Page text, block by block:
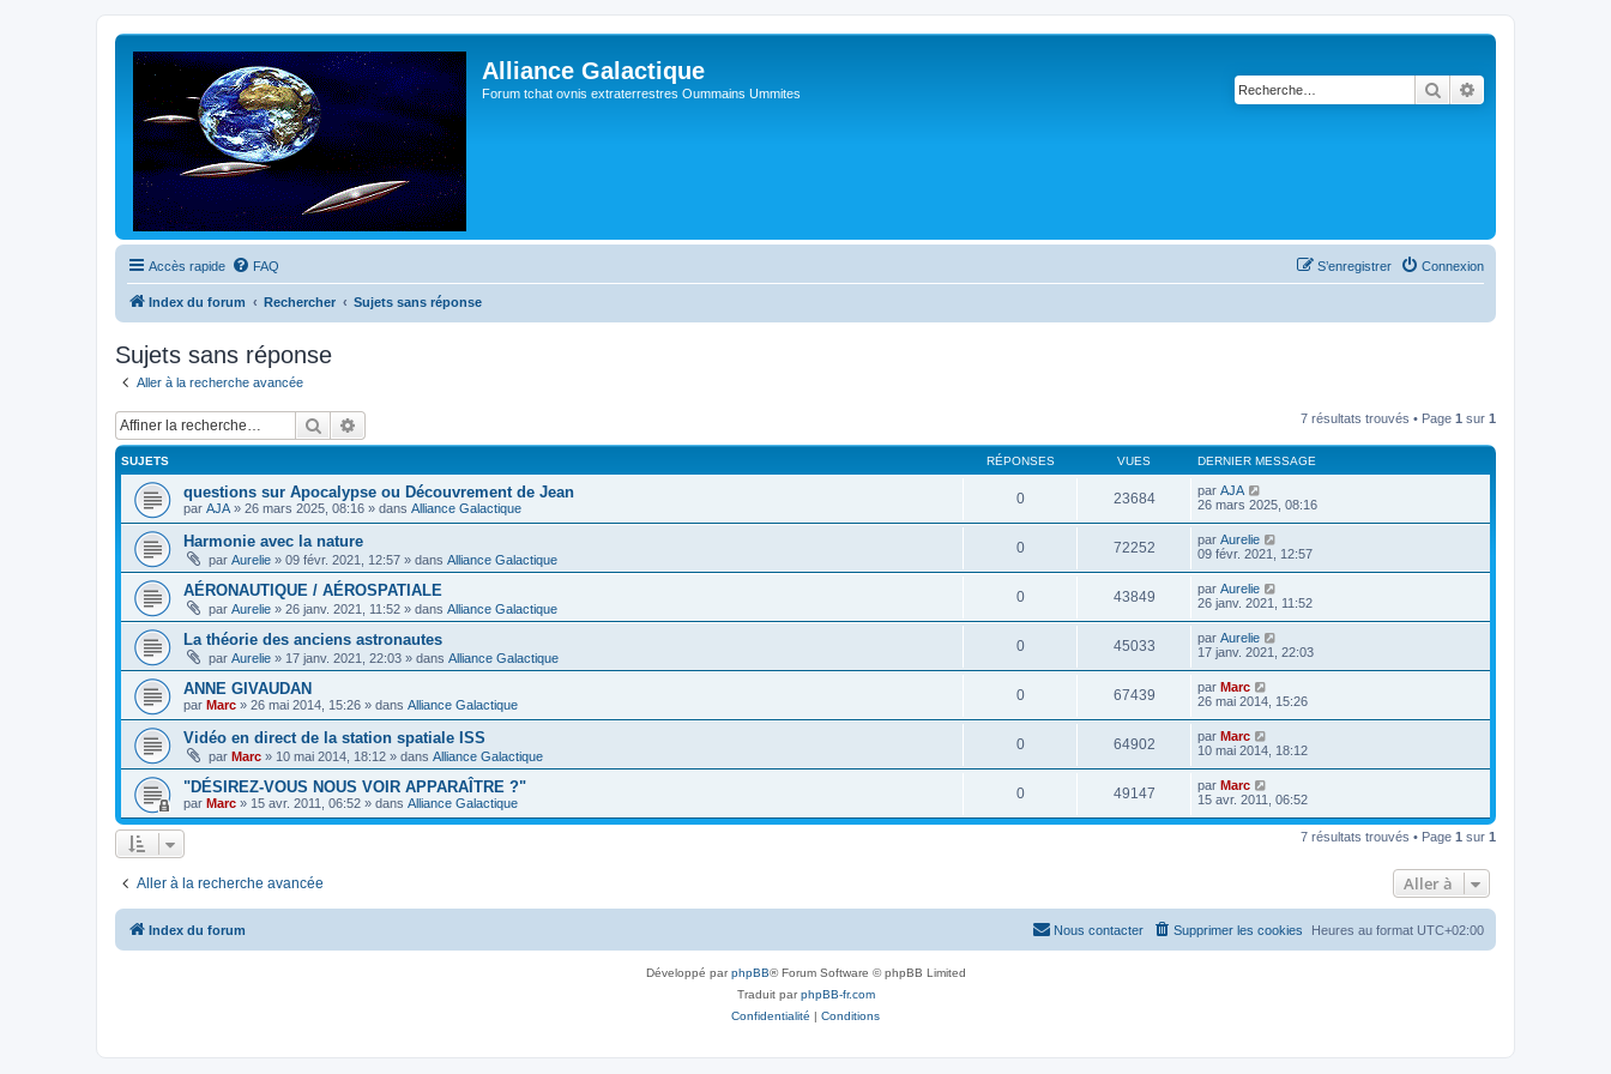
Alliance Galactique
Forum tchat ovnis extraterrestres Oummains Ummites Rechercher
Accès rapide FAQ Connexion
S’enregistrer
Index du forum Rechercher Sujets sans réponse
Sujets sans réponse
Aller à la recherche avancée
Rechercher 7 résultats trouvés • Page 1 sur 1
SUJETS RÉPONSES VUES DERNIER MESSAGE
questions sur Apocalypse ou Découvrement de Jean
par AJA » 26 mars 2025, 08:16 » dans Alliance Galactique
0 23684 par AJA
26 mars 2025, 08:16
Harmonie avec la nature
par Aurelie » 09 févr. 2021, 12:57 » dans Alliance Galactique
0 72252 par Aurelie
09 févr. 2021, 12:57
AÉRONAUTIQUE / AÉROSPATIALE
par Aurelie » 26 janv. 2021, 11:52 » dans Alliance Galactique
0 43849 par Aurelie
26 janv. 2021, 11:52
La théorie des anciens astronautes
par Aurelie » 17 janv. 2021, 22:03 » dans Alliance Galactique
0 45033 par Aurelie
17 janv. 2021, 22:03
ANNE GIVAUDAN
par Marc » 26 mai 2014, 15:26 » dans Alliance Galactique
0 67439 par Marc
26 mai 2014, 15:26
Vidéo en direct de la station spatiale ISS
par Marc » 10 mai 2014, 18:12 » dans Alliance Galactique
0 64902 par Marc
10 mai 2014, 18:12
"DÉSIREZ-VOUS NOUS VOIR APPARAÎTRE ?"
par Marc » 15 avr. 2011, 06:52 » dans Alliance Galactique
0 49147 par Marc
15 avr. 2011, 06:52
7 résultats trouvés • Page 1 sur 1
Aller à la recherche avancée Aller à
Index du forum Heures au format UTC+02:00
Supprimer les cookies
Nous contacter
Développé parphpBB® Forum Software © phpBB Limited
Traduit parphpBB-fr.com
Confidentialité | Conditions